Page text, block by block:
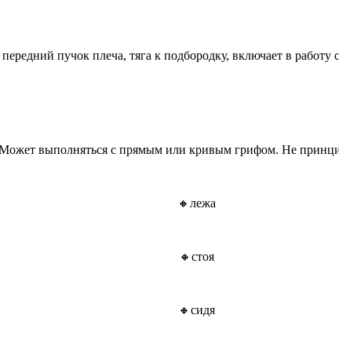
пучок плеча, тяга к подбородку, включает в работу
выполняться с прямым или кривым грифом. Не
🔸лежа
🔸стоя
🔸сидя